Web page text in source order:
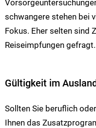
schwangere stehen bei
Fokus. Eher selten sind
Reiseimpfungen gefragt.
Gültigkeit im
Sollten Sie beruflich
Ihnen das